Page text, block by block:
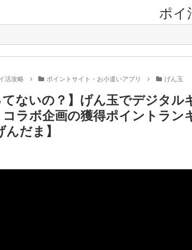
ポイ
活攻略 ポイントサイト・お小遣いアプリ げん玉
てないの？】げん玉でデジタル
ラボ企画の獲得ポイントラン
だま】